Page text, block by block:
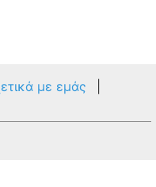
με εμάς